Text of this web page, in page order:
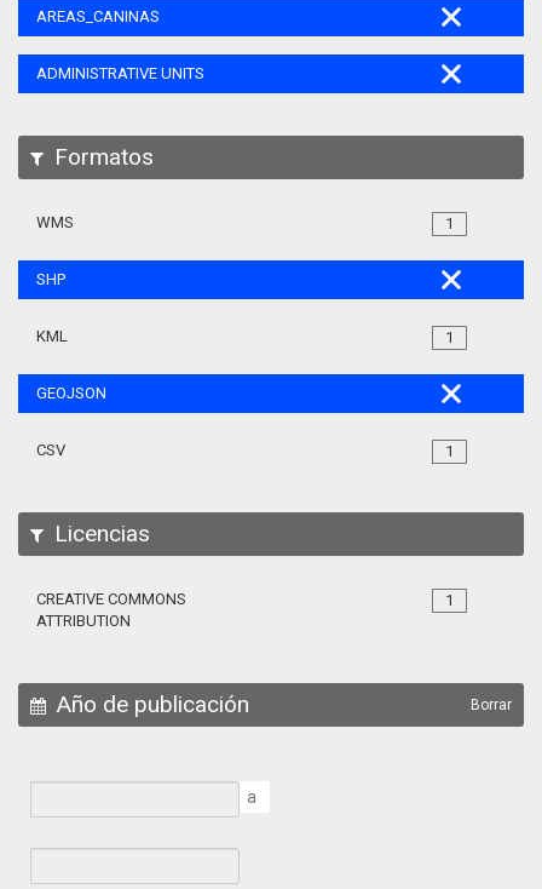
AREAS_CANINAS
ADMINISTRATIVE UNITS
Formatos
1
WMS
SHP
1
KML
GEOJSON
1
CSV
Licencias
1
CREATIVE COMMONS
ATTRIBUTION
Año de publicación Borrar
a